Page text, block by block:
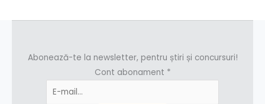
Abonează-te la newsletter, pentru știri și concursuri!
Cont abonament *